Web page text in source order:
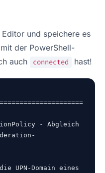
und speichere es
der PowerShell-
auch
connected hast!
- Abgleich
UPN-Domain eines